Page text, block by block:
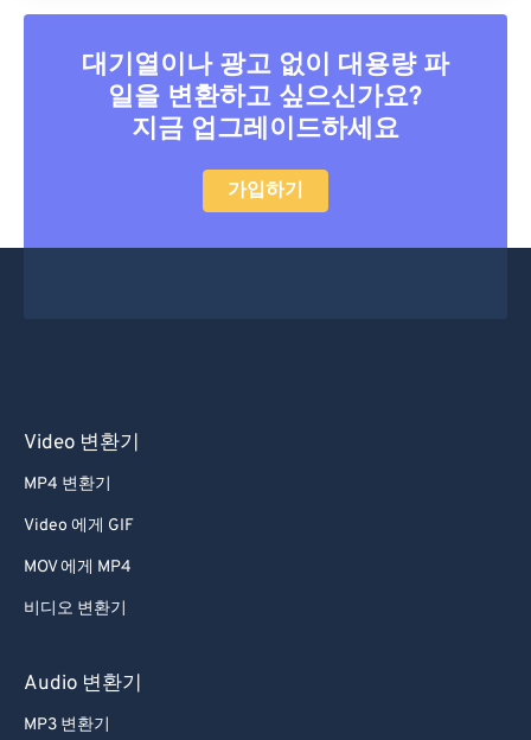
대기열이나 광고 없이 대용량 파
일을 변환하고 싶으신가요?
지금 업그레이드하세요
가입하기
Video 변환기
MP4 변환기
Video 에게 GIF
MOV 에게 MP4
비디오 변환기
Audio 변환기
MP3 변환기